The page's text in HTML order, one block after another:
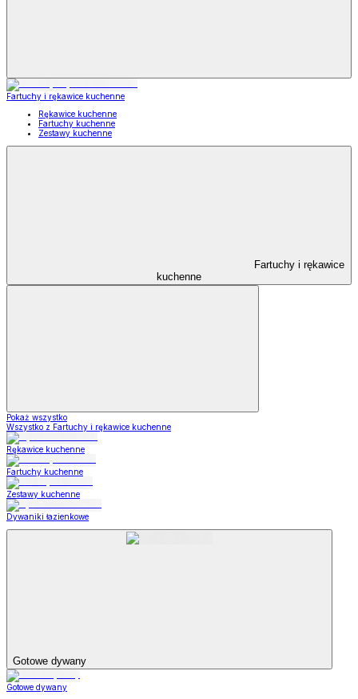
Fartuchy i rękawice kuchenne
Rękawice kuchenne
Fartuchy kuchenne
Zestawy kuchenne
Fartuchy i rękawice
kuchenne
Pokaż wszystko
Wszystko z Fartuchy i rękawice kuchenne
Rękawice kuchenne
Fartuchy kuchenne
Zestawy kuchenne
Dywaniki łazienkowe
Gotowe dywany
Gotowe dywany